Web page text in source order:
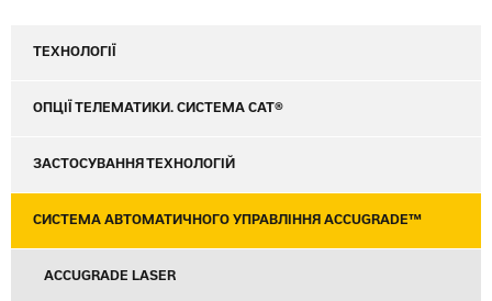
ТЕХНОЛОГІЇ
ОПЦІЇ ТЕЛЕМАТИКИ. СИСТЕМА CAT®
ЗАСТОСУВАННЯ ТЕХНОЛОГІЙ
СИСТЕМА АВТОМАТИЧНОГО УПРАВЛІННЯ ACCUGRADE™
ACCUGRADE LASER